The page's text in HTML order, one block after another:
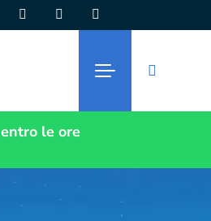
entro le ore